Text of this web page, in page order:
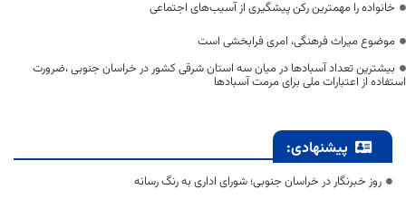
خانواده را مهمترین رکن پیشگیری از آسیب‌های اجتماعی
موضوع میراث فرهنگی، امری فرابخشی است
بیشترین تعداد آسبادها در میان سه استان شرقی کشور در خراسان جنوبی ،ضرورت
استفاده از اعتبارات ملی برای مرمت آسبادها
پیشنهادی:
روز خبرنگار در خراسان جنوبی؛ شورای اداری به رنگ رسانه